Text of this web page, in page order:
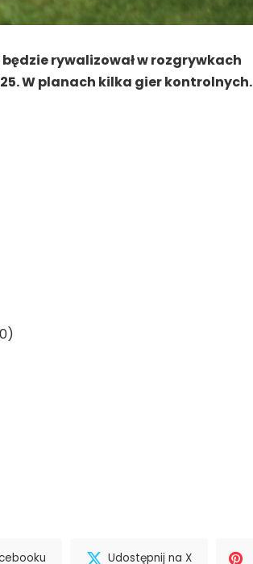
rywalizował w rozgrywkach
W planach kilka gier kontrolnych.
Udostępnij na X